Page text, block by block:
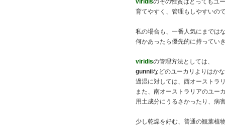
viridisのその性質はとってもユ
育てやすく、管理もしやすいの
私の場合も、一番人気にまでは
何かあったら優先的に持ってい
viridisの管理方法としては、
gunniiなどのユーカリよりはか
過湿に対しては、西オーストラ
また、南オーストラリアのユー
用土成分にうるさかったり、病
少し乾燥を好む、普通の観葉植